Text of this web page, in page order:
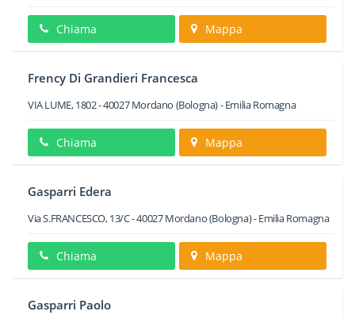
Chiama Mappa
Frency Di Grandieri Francesca
VIA LUME, 1802-40027 Mordano (Bologna) -Emilia Romagna
Chiama Mappa
Gasparri Edera
Via S.FRANCESCO, 13/C-40027Mordano(Bologna) -Emilia Romagna
Chiama Mappa
Gasparri Paolo